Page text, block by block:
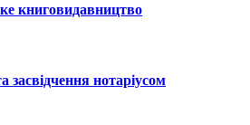
книговидавництво
засвідчення нотаріусом